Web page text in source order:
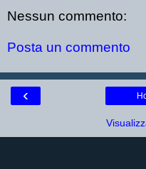
Nessun commento:
Posta un commento
‹